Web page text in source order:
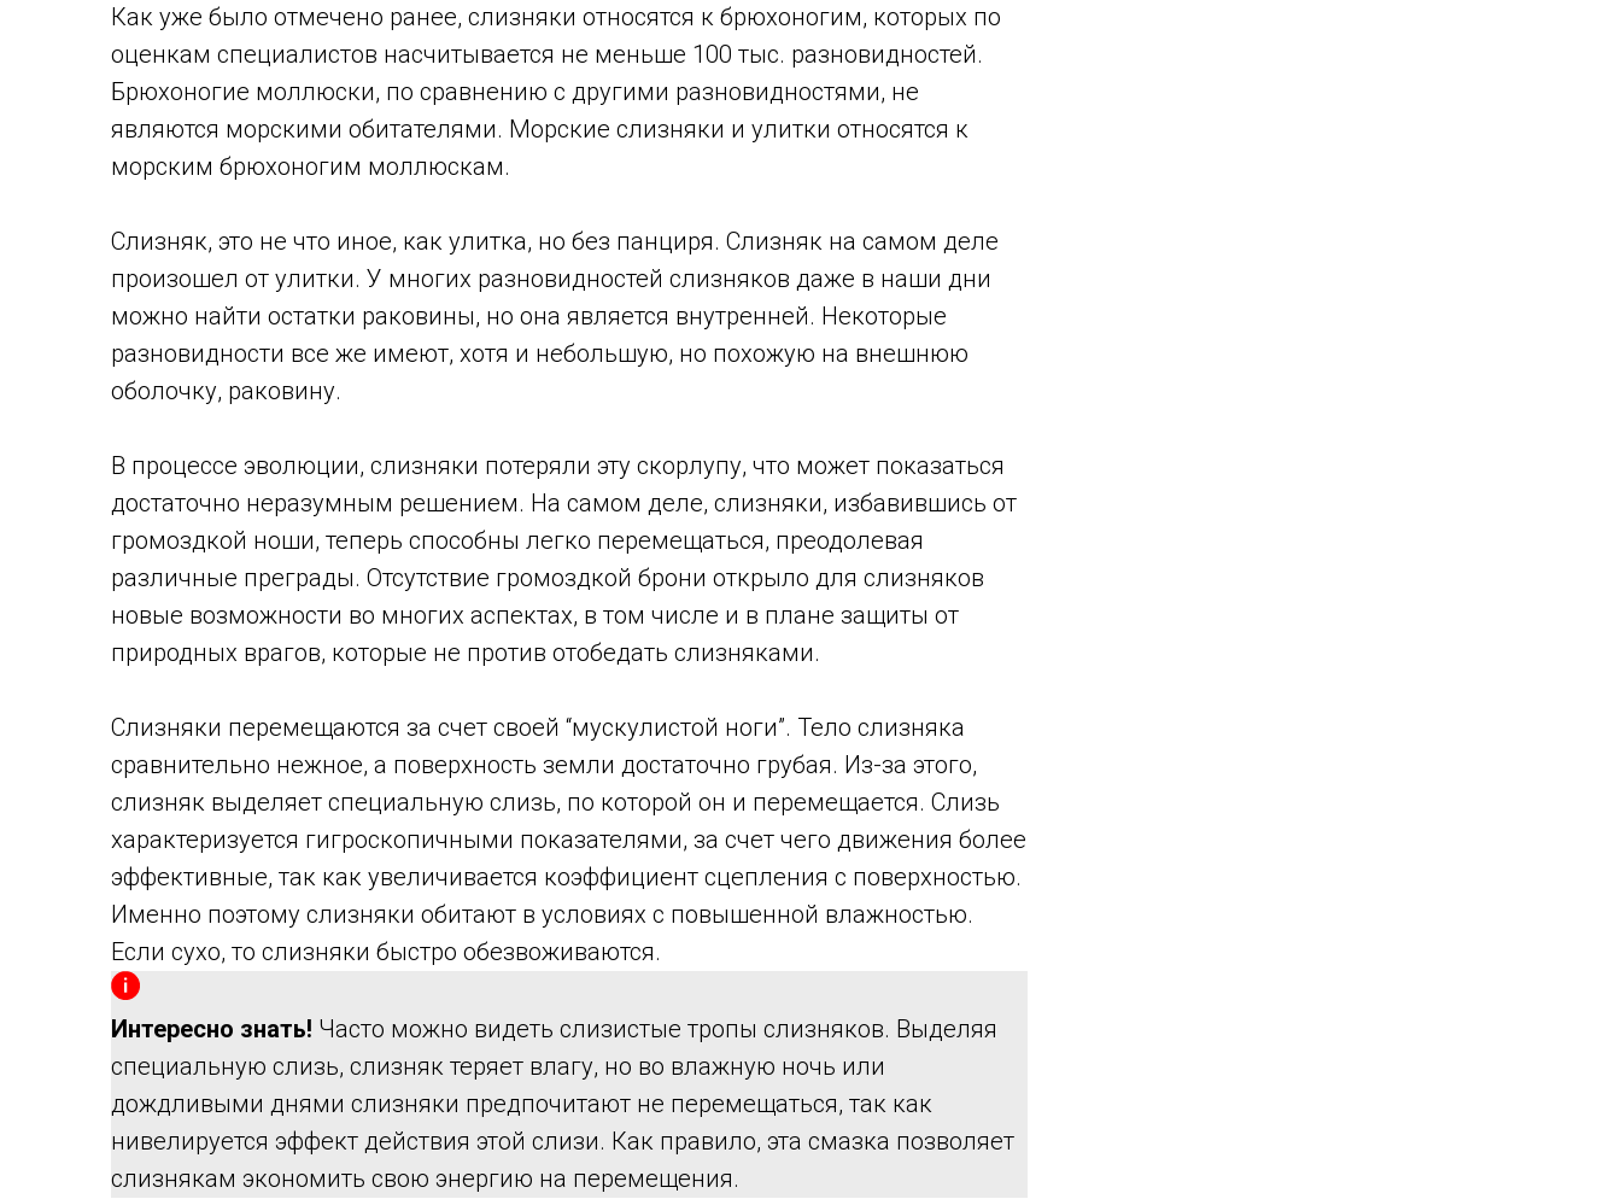
Как уже было отмечено ранее, слизняки относятся к брюхоногим, которых по
оценкам специалистов насчитывается не меньше 100 тыс. разновидностей.
Брюхоногие моллюски, по сравнению с другими разновидностями, не
являются морскими обитателями. Морские слизняки и улитки относятся к
морским брюхоногим моллюскам.
Слизняк, это не что иное, как улитка, но без панциря. Слизняк на самом деле
произошел от улитки. У многих разновидностей слизняков даже в наши дни
можно найти остатки раковины, но она является внутренней. Некоторые
разновидности все же имеют, хотя и небольшую, но похожую на внешнюю
оболочку, раковину.
В процессе эволюции, слизняки потеряли эту скорлупу, что может показаться
достаточно неразумным решением. На самом деле, слизняки, избавившись от
громоздкой ноши, теперь способны легко перемещаться, преодолевая
различные преграды. Отсутствие громоздкой брони открыло для слизняков
новые возможности во многих аспектах, в том числе и в плане защиты от
природных врагов, которые не против отобедать слизняками.
Слизняки перемещаются за счет своей “мускулистой ноги”. Тело слизняка
сравнительно нежное, а поверхность земли достаточно грубая. Из-за этого,
слизняк выделяет специальную слизь, по которой он и перемещается. Слизь
характеризуется гигроскопичными показателями, за счет чего движения более
эффективные, так как увеличивается коэффициент сцепления с поверхностью.
Именно поэтому слизняки обитают в условиях с повышенной влажностью.
Если сухо, то слизняки быстро обезвоживаются.
Интересно знать! Часто можно видеть слизистые тропы слизняков. Выделяя
специальную слизь, слизняк теряет влагу, но во влажную ночь или
дождливыми днями слизняки предпочитают не перемещаться, так как
нивелируется эффект действия этой слизи. Как правило, эта смазка позволяет
слизнякам экономить свою энергию на перемещения.